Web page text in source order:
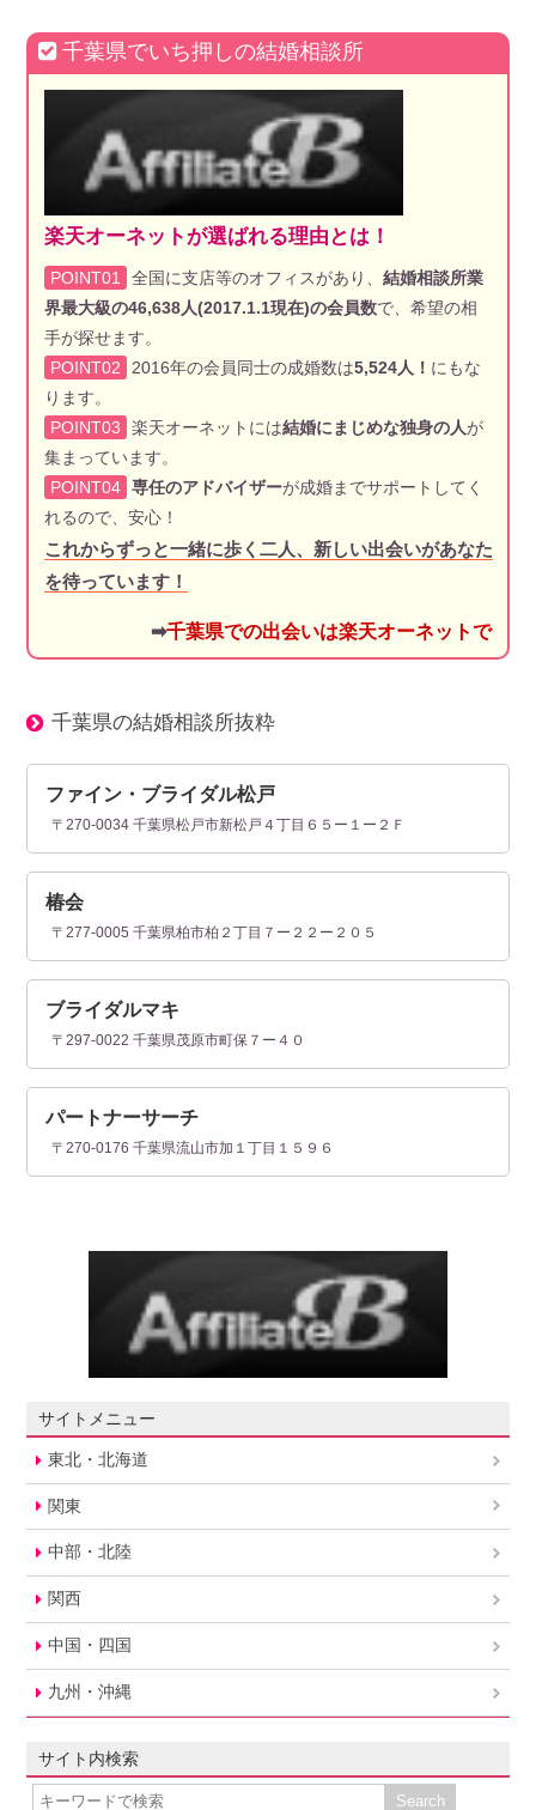
千葉県でいち押しの結婚相談所
楽天オーネットが選ばれる理由とは！
POINT01 全国に支店等のオフィスがあり、 結婚相談所業
界最大級の46,638人(2017.1.1現在)の会員数で、希望の相
手が探せます。
POINT02
2016年の会員同士の成婚数は5,524人！ にもな
ります。
POINT03
楽天オーネットには結婚にまじめな独身の人が
集まっています。
POINT04 専任のアドバイザーが成婚までサポートしてく
れるので、安心！
これからずっと一緒に歩く二人、新しい出会いがあなた
を待っています！
➡千葉県での出会いは楽天オーネットで
千葉県の結婚相談所抜粋
ファイン・ブライダル松戸
〒270-0034 千葉県松戸市新松戸４丁目６５ー１ー２Ｆ
椿会
〒277-0005 千葉県柏市柏２丁目７ー２２ー２０５
ブライダルマキ
〒297-0022 千葉県茂原市町保７ー４０
パートナーサーチ
〒270-0176 千葉県流山市加１丁目１５９６
サイトメニュー
東北・北海道
関東
中部・北陸
関西
中国・四国
九州・沖縄
サイト内検索